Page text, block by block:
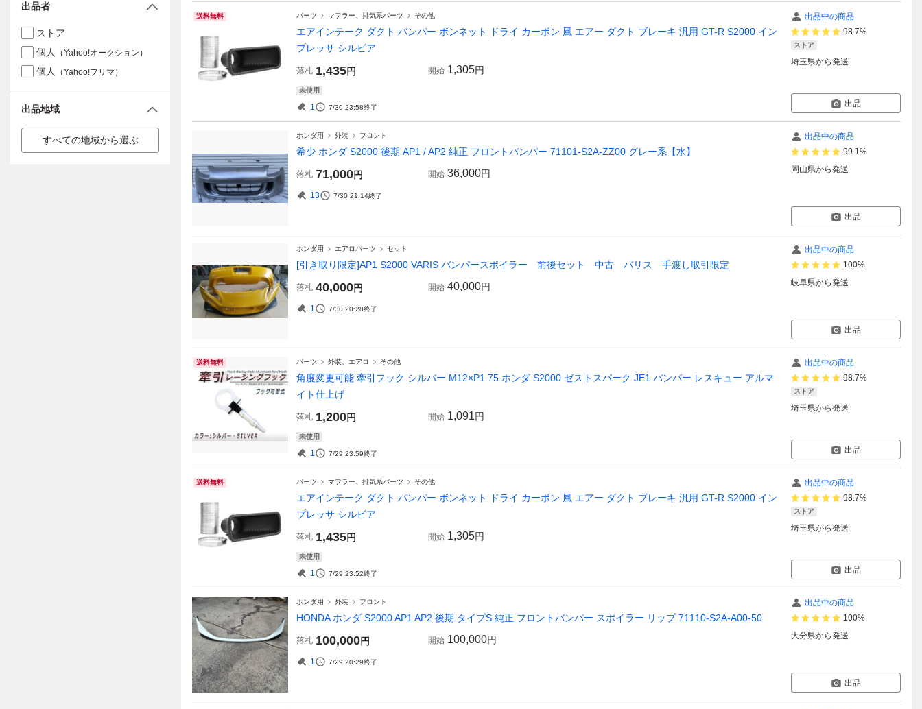
送料無料 パーツ マフラー、排気系パーツ その他
エアインテーク ダクト バンパー ボンネット ドライ カーボン 風 エアー ダクト ブレーキ 汎用 GT-R S2000 イン
プレッサ シルビア
落札 1,435円 開始 1,305円
未使用
1 7/30 23:58終了
出品中の商品
98.7%
ストア
埼玉県から発送
出品
ホンダ用 外装 フロント
希少 ホンダ S2000 後期 AP1 / AP2 純正 フロントバンパー 71101-S2A-ZZ00 グレー系【水】
落札 71,000円 開始 36,000円
13 7/30 21:14終了
出品中の商品
99.1%
岡山県から発送
出品
ホンダ用 エアロパーツ セット
[引き取り限定]AP1 S2000 VARIS バンパースポイラー 前後セット 中古 バリス 手渡し取引限定
落札 40,000円 開始 40,000円
1 7/30 20:28終了
出品中の商品
100%
岐阜県から発送
出品
送料無料 パーツ 外装、エアロ その他
角度変更可能 牽引フック シルバー M12×P1.75 ホンダ S2000 ゼストスパーク JE1 バンパー レスキュー アルマ
イト仕上げ
落札 1,200円 開始 1,091円
未使用
1 7/29 23:59終了
出品中の商品
98.7%
ストア
埼玉県から発送
出品
送料無料 パーツ マフラー、排気系パーツ その他
エアインテーク ダクト バンパー ボンネット ドライ カーボン 風 エアー ダクト ブレーキ 汎用 GT-R S2000 イン
プレッサ シルビア
落札 1,435円 開始 1,305円
未使用
1 7/29 23:52終了
出品中の商品
98.7%
ストア
埼玉県から発送
出品
ホンダ用 外装 フロント
HONDA ホンダ S2000 AP1 AP2 後期 タイプS 純正 フロントバンパー スポイラー リップ 71110-S2A-A00-50
落札 100,000円 開始 100,000円
1 7/29 20:29終了
出品中の商品
100%
大分県から発送
出品
出品者
ストア
個人
（Yahoo!オークション）
個人 （Yahoo!フリマ）
出品地域
すべての地域から選ぶ